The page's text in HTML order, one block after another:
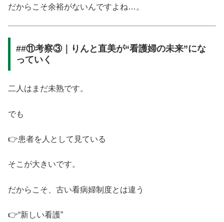
だからこそ余裕がないんですよね…。
##⑪考察③｜りんと直美が“看護婦の未来”にな
っていく
二人はまだ未熟です。
でも
👉患者を人として見ている
そこが大きいです。
だからこそ、古い看病婦制度とは違う
👉“新しい看護”